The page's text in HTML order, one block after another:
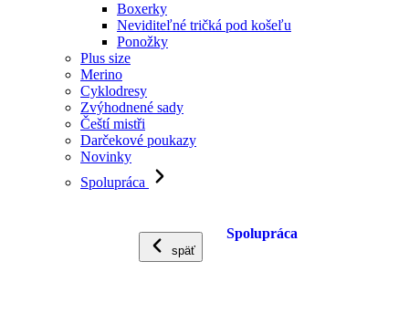
Boxerky
Neviditeľné tričká pod košeľu
Ponožky
Plus size
Merino
Cyklodresy
Zvýhodnené sady
Čeští mistři
Darčekové poukazy
Novinky
Spolupráca
späť
Spolupráca